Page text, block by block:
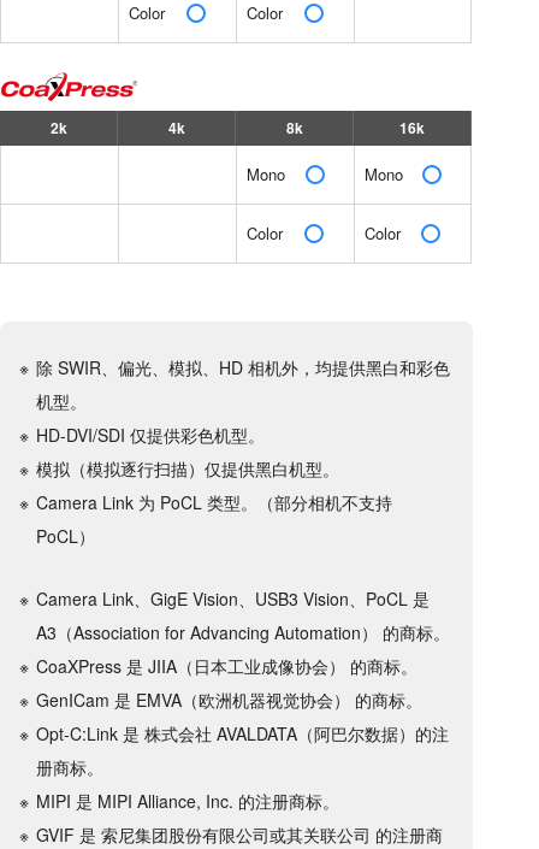
Color Color
2k 4k 8k 16k
Mono Mono
Color Color
除 SWIR、偏光、模拟、HD 相机外，均提供黑白和彩色
机型。
HD-DVI/SDI 仅提供彩色机型。
模拟（模拟逐行扫描）仅提供黑白机型。
Camera Link 为 PoCL 类型。（部分相机不支持
PoCL）
Camera Link、GigE Vision、USB3 Vision、PoCL 是
A3（Association for Advancing Automation） 的商标。
CoaXPress 是 JIIA（日本工业成像协会） 的商标。
GenICam 是 EMVA（欧洲机器视觉协会） 的商标。
Opt-C:Link 是 株式会社 AVALDATA（阿巴尔数据）的注
册商标。
MIPI 是 MIPI Alliance, Inc. 的注册商标。
GVIF 是 索尼集团股份有限公司或其关联公司 的注册商